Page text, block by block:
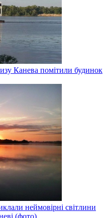
Канева помітили будинок
неймовірні світлини
(фото)